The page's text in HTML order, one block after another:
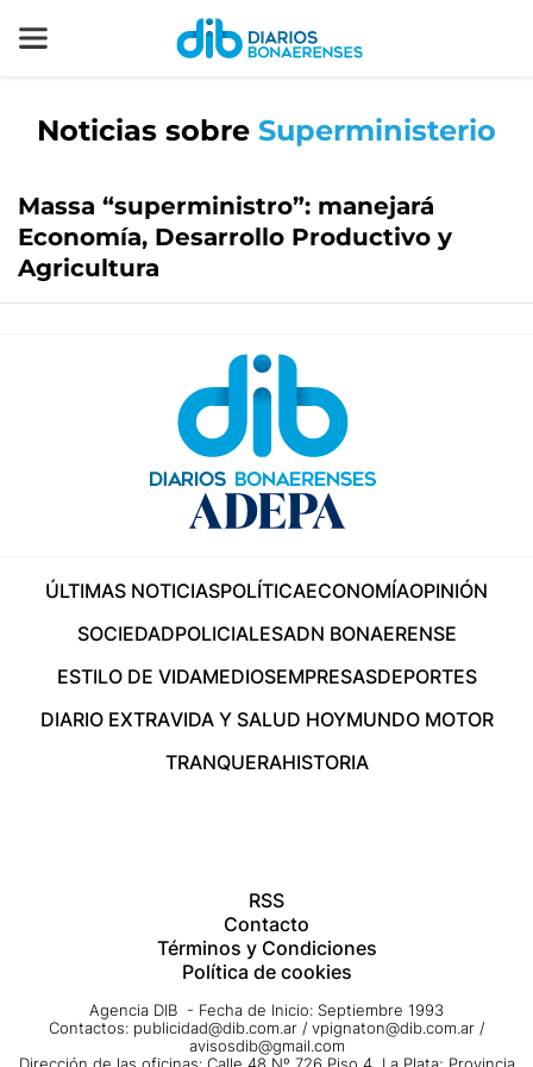
Noticias sobre Superministerio
Massa “superministro”: manejará
Economía, Desarrollo Productivo y
Agricultura
ÚLTIMAS NOTICIASPOLÍTICAECONOMÍAOPINIÓN
SOCIEDADPOLICIALESADN BONAERENSE
ESTILO DE VIDAMEDIOSEMPRESASDEPORTES
DIARIO EXTRAVIDA Y SALUD HOYMUNDO MOTOR
TRANQUERAHISTORIA
RSS
Contacto
Términos y Condiciones
Política de cookies
Agencia DIB - Fecha de Inicio: Septiembre 1993
Contactos: publicidad@dib.com.ar / vpignaton@dib.com.ar /
avisosdib@gmail.com